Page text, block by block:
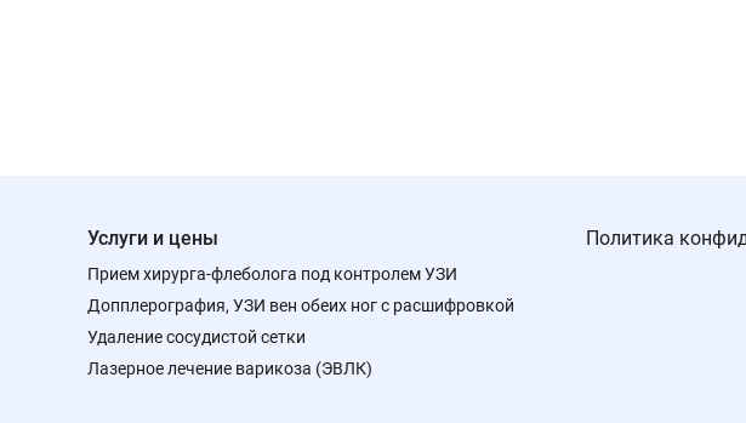
Услуги и цены
Прием хирурга-флеболога под контролем УЗИ
Допплерография, УЗИ вен обеих ног с расшифровкой
Удаление сосудистой сетки
Лазерное лечение варикоза (ЭВЛК)
Политика